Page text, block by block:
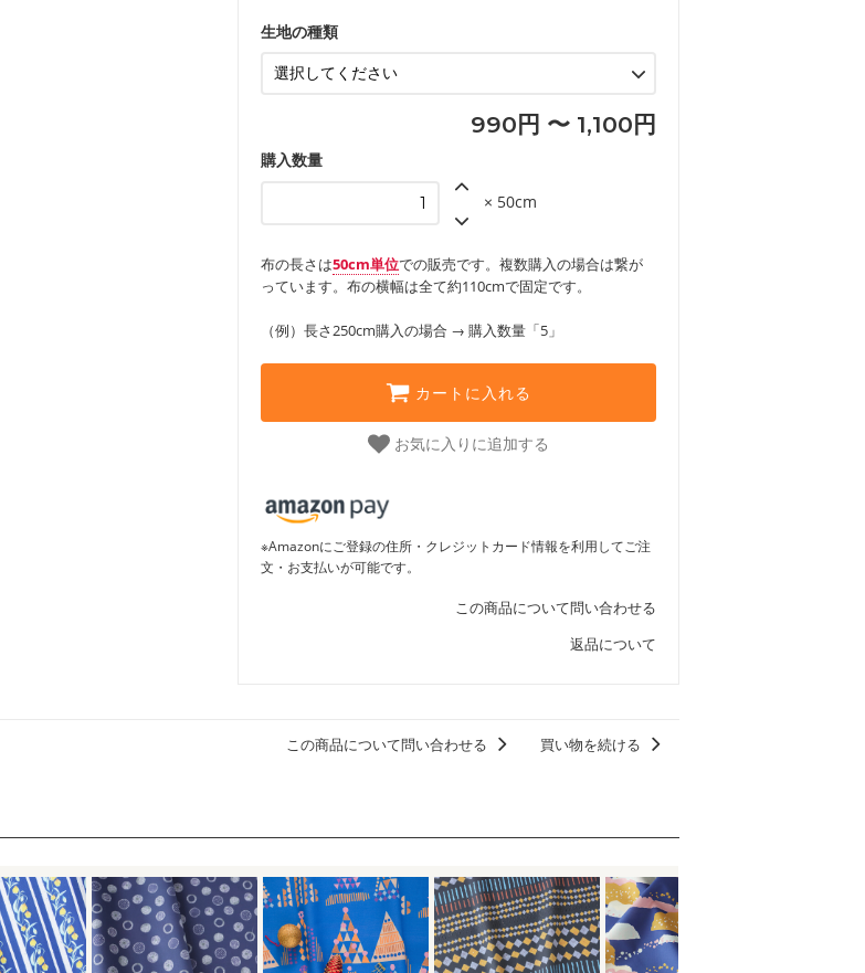
・パンツ、タックスカートなどのボトムス
もっと詳しく見る
・インテリア用品
生地の種類
990円 〜 1,100円
購入数量
× 50cm
布の長さは50cm単位での販売です。複数購入の場合は繋が
っています。布の横幅は全て約110cmで固定です。
（例）長さ250cm購入の場合 → 購入数量「5」
カートに入れる
お気に入りに追加する
※Amazonにご登録の住所・クレジットカード情報を利用してご注
文・お支払いが可能です。
この商品について問い合わせる
返品について
この商品について問い合わせる 買い物を続ける